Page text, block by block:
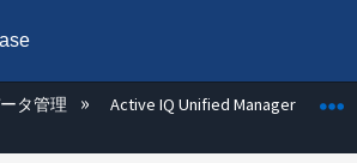
階層を展開/折りたたむ
タ管理 Active IQ Unified Manager